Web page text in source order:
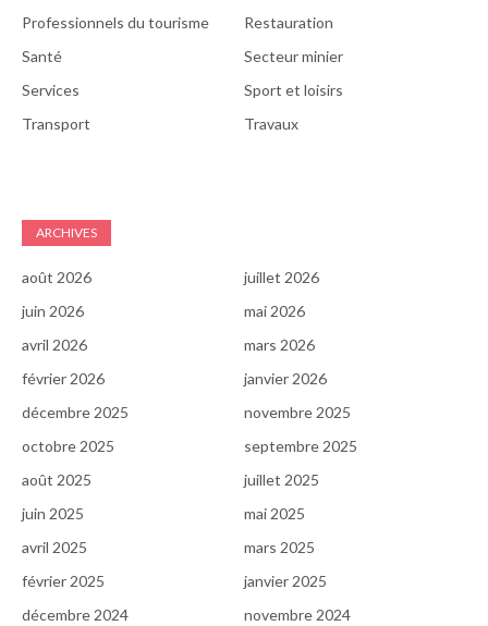
Professionnels du tourisme
Restauration
Santé
Secteur minier
Services
Sport et loisirs
Transport
Travaux
ARCHIVES
août 2026
juillet 2026
juin 2026
mai 2026
avril 2026
mars 2026
février 2026
janvier 2026
décembre 2025
novembre 2025
octobre 2025
septembre 2025
août 2025
juillet 2025
juin 2025
mai 2025
avril 2025
mars 2025
février 2025
janvier 2025
décembre 2024
novembre 2024